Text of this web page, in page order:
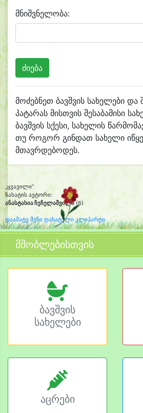
მნიშვნელობა:
მოძებნეთ ბავშვის სახელები და
პატარას მისთვის შესაბამისი
ბავშვის სქესი, სახელის
თუ როგორ გინდათ სახელი
მთავრდებოდეს.
„ყვავილი“
ნახატის ავტორი:
ანასტასია ჩეჩელაშვილი(6)
დაამატე შენი დახატული კლიპარტი
მშობლებისთვის
ბავშვის
სახელები
აცრები